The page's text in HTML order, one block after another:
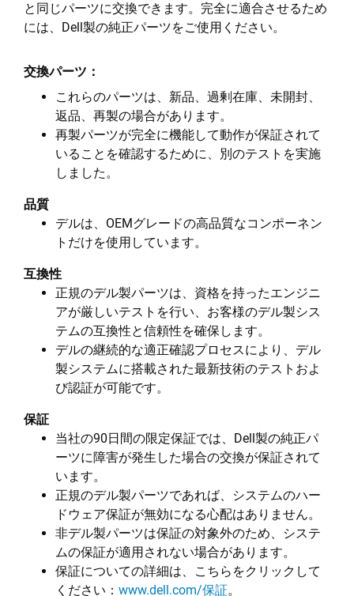
と同じパーツに交換できます。完全に適合させるため
には、Dell製の純正パーツをご使用ください。
交換パーツ：
これらのパーツは、新品、過剰在庫、未開封、
返品、再製の場合があります。
再製パーツが完全に機能して動作が保証されて
いることを確認するために、別のテストを実施
しました。
品質
デルは、OEMグレードの高品質なコンポーネン
トだけを使用しています。
互換性
正規のデル製パーツは、資格を持ったエンジニ
アが厳しいテストを行い、お客様のデル製シス
テムの互換性と信頼性を確保します。
デルの継続的な適正確認プロセスにより、デル
製システムに搭載された最新技術のテストおよ
び認証が可能です。
保証
当社の90日間の限定保証では、Dell製の純正パ
ーツに障害が発生した場合の交換が保証されて
います。
正規のデル製パーツであれば、システムのハー
ドウェア保証が無効になる心配はありません。
非デル製パーツは保証の対象外のため、システ
ムの保証が適用されない場合があります。
保証についての詳細は、こちらをクリックして
ください： www.dell.com/保証。